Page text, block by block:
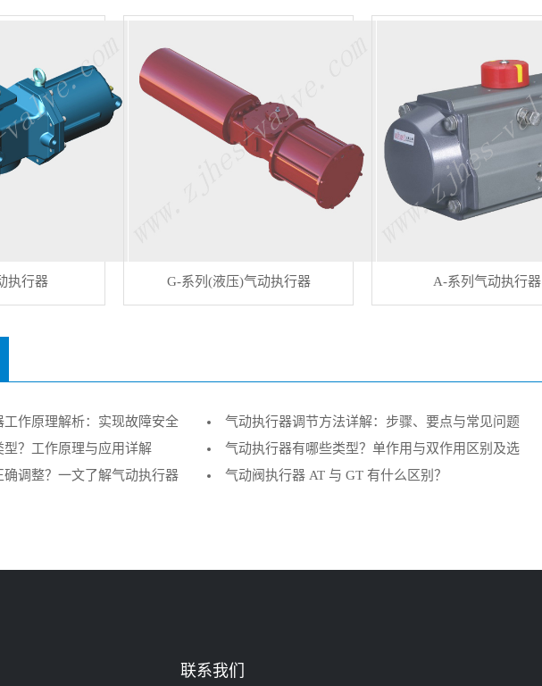
执行器 G-系列(液压)气动执行器 A-系列气动执行器
作原理解析：实现故障安全
气动执行器调节方法详解：步骤、要点与常见问题
（企业技术指南）
？工作原理与应用详解
气动执行器有哪些类型？单作用与双作用区别及选
型要点
调整？一文了解气动执行器
气动阀执行器 AT 与 GT 有什么区别？
联系我们